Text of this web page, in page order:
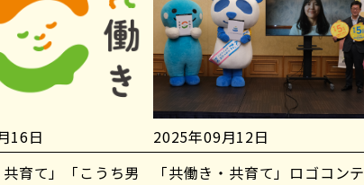
16日
共育て」「こうち男
2025年09月12日
「共働き・共育て」ロゴコンテ